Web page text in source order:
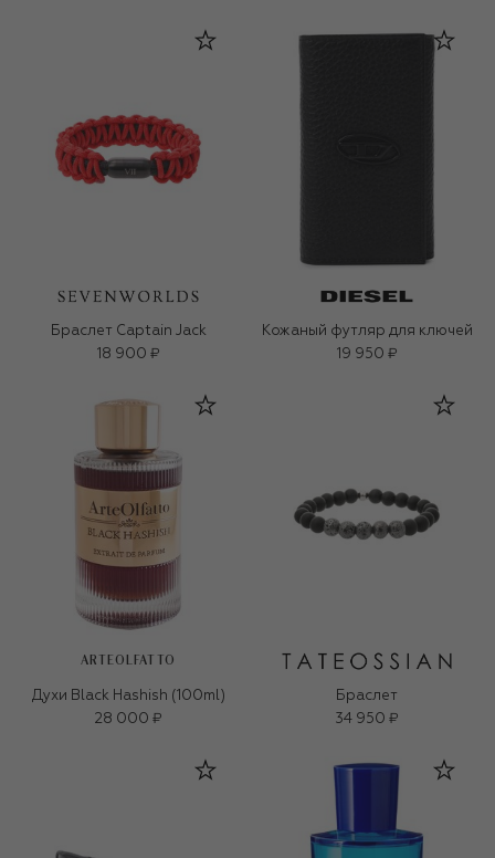
Браслет Captain Jack
18 900 ₽
Кожаный футляр для ключей
19 950 ₽
ARTEOLFATTO
Духи Black Hashish (100ml)
28 000 ₽
Браслет
34 950 ₽